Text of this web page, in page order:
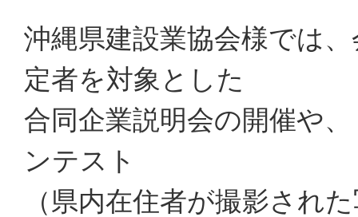
沖縄県建設業協会様では
定者を対象とした
合同企業説明会の開催や
ンテスト
（県内在住者が撮影され